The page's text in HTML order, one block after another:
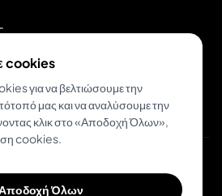
© 2026 Inkjin
cookies
για να βελτιώσουμε την
μας και να αναλύσουμε την
κλικ στο «Αποδοχή Όλων»,
cookies.
Όλων